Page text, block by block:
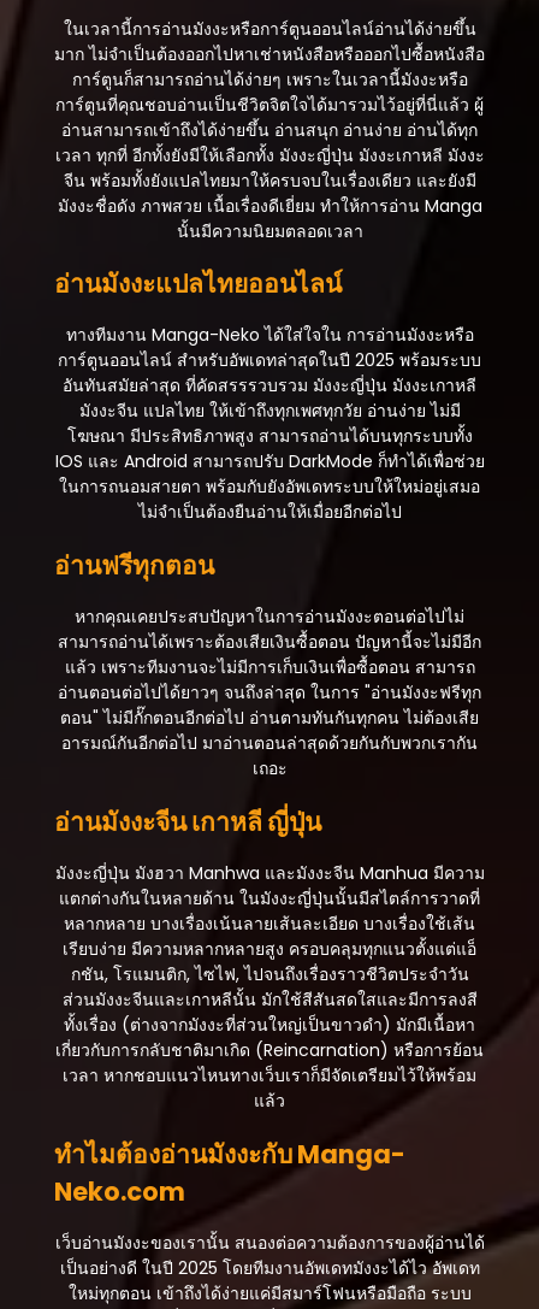
ตอนที่ 19
สิงหาคม 27, 2025
ตอนที่ 18
สิงหาคม 27, 2025
ตอนที่ 17
ตอนที่ 16
ตอนที่ 15
สิงหาคม 27, 2025
ตอนที่ 14
สิงหาคม 27, 2025
ตอนที่ 12
ตอนที่ 11
สิงหาคม 27, 2025
ตอนที่ 10
สิงหาคม 27, 2025
สิงหาคม 27, 2025
ตอนที่ 8
สิงหาคม 27, 2025
ตอนที่ 7
สิงหาคม 27, 2025
ตอนที่ 6
สิงหาคม 27, 2025
ตอนที่ 4
สิงหาคม 27, 2025
ตอนที่ 3
สิงหาคม 27, 2025
ในเวลานี้การอ่านมังงะหรือการ์ตูนออนไลน์อ่านได้ง่ายขึ้น
มาก ไม่จำเป็นต้องออกไปหาเช่าหนังสือหรือออกไปซื้อหนังสือ
การ์ตูนก็สามารถอ่านได้ง่ายๆ เพราะในเวลานี้มังงะหรือ
การ์ตูนที่คุณชอบอ่านเป็นชีวิตจิตใจได้มารวมไว้อยู่ที่นี่แล้ว ผู้
อ่านสามารถเข้าถึงได้ง่ายขึ้น อ่านสนุก อ่านง่าย อ่านได้ทุก
เวลา ทุกที่ อีกทั้งยังมีให้เลือกทั้ง มังงะญี่ปุ่น มังงะเกาหลี มังงะ
จีน พร้อมทั้งยังแปลไทยมาให้ครบจบในเรื่องเดียว และยังมี
มังงะชื่อดัง ภาพสวย เนื้อเรื่องดีเยี่ยม ทำให้การอ่าน Manga
นั้นมีความนิยมตลอดเวลา
อ่านมังงะแปลไทยออนไลน์
ทางทีมงาน Manga-Neko ได้ใส่ใจใน การอ่านมังงะหรือ
การ์ตูนออนไลน์ สำหรับอัพเดทล่าสุดในปี 2025 พร้อมระบบ
อันทันสมัยล่าสุด ที่คัดสรรรวบรวม มังงะญี่ปุ่น มังงะเกาหลี
มังงะจีน แปลไทย ให้เข้าถึงทุกเพศทุกวัย อ่านง่าย ไม่มี
โฆษณา มีประสิทธิภาพสูง สามารถอ่านได้บนทุกระบบทั้ง
IOS และ Android สามารถปรับ DarkMode ก็ทำได้เพื่อช่วย
ในการถนอมสายตา พร้อมกับยังอัพเดทระบบให้ใหม่อยู่เสมอ
ไม่จำเป็นต้องยืนอ่านให้เมื่อยอีกต่อไป
อ่านฟรีทุกตอน
หากคุณเคยประสบปัญหาในการอ่านมังงะตอนต่อไปไม่
สามารถอ่านได้เพราะต้องเสียเงินซื้อตอน ปัญหานี้จะไม่มีอีก
แล้ว เพราะทีมงานจะไม่มีการเก็บเงินเพื่อซื้อตอน สามารถ
อ่านตอนต่อไปได้ยาวๆ จนถึงล่าสุด ในการ "อ่านมังงะฟรีทุก
ตอน" ไม่มีกั๊กตอนอีกต่อไป อ่านตามทันกันทุกคน ไม่ต้องเสีย
อารมณ์กันอีกต่อไป มาอ่านตอนล่าสุดด้วยกันกับพวกเรากัน
เถอะ
อ่านมังงะจีน เกาหลี ญี่ปุ่น
มังงะญี่ปุ่น มังฮวา Manhwa และมังงะจีน Manhua มีความ
แตกต่างกันในหลายด้าน ในมังงะญี่ปุ่นนั้นมีสไตล์การวาดที่
หลากหลาย บางเรื่องเน้นลายเส้นละเอียด บางเรื่องใช้เส้น
เรียบง่าย มีความหลากหลายสูง ครอบคลุมทุกแนวตั้งแต่แอ็
กชัน, โรแมนติก, ไซไฟ, ไปจนถึงเรื่องราวชีวิตประจำวัน
ส่วนมังงะจีนและเกาหลีนั้น มักใช้สีสันสดใสและมีการลงสี
ทั้งเรื่อง (ต่างจากมังงะที่ส่วนใหญ่เป็นขาวดำ) มักมีเนื้อหา
เกี่ยวกับการกลับชาติมาเกิด (Reincarnation) หรือการย้อน
เวลา หากชอบแนวไหนทางเว็บเราก็มีจัดเตรียมไว้ให้พร้อม
แล้ว
ทำไมต้องอ่านมังงะกับ Manga-
Neko.com
เว็บอ่านมังงะของเรานั้น สนองต่อความต้องการของผู้อ่านได้
เป็นอย่างดี ในปี 2025 โดยทีมงานอัพเดทมังงะได้ไว อัพเดท
ใหม่ทุกตอน เข้าถึงได้ง่ายแค่มีสมาร์โฟนหรือมือถือ ระบบ